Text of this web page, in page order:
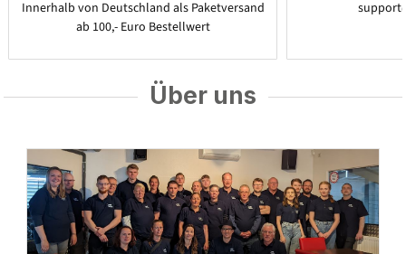
Innerhalb von Deutschland als Paketversand
ab 100,- Euro Bestellwert
Über uns